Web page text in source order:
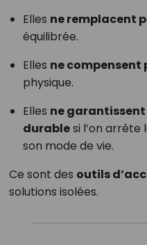
Elles ne remplacent
équilibrée.
Elles ne compensent
physique.
Elles ne garantissent
durablesi l’on arrête
son mode de vie.
Ce sont des outils
solutions isolées.